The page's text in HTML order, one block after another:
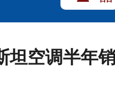
坦空调半年